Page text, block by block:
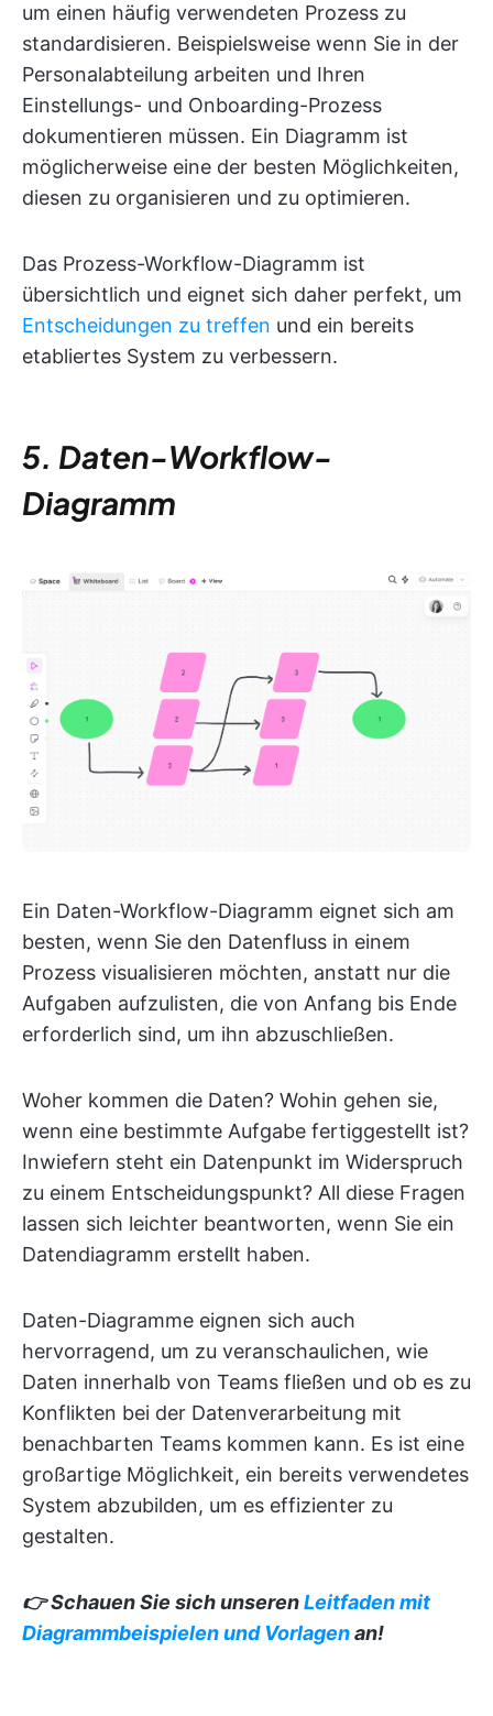
um einen häufig verwendeten Prozess zu
standardisieren. Beispielsweise wenn Sie in der
Personalabteilung arbeiten und Ihren
Einstellungs- und Onboarding-Prozess
dokumentieren müssen. Ein Diagramm ist
möglicherweise eine der besten Möglichkeiten,
diesen zu organisieren und zu optimieren.
Das Prozess-Workflow-Diagramm ist
übersichtlich und eignet sich daher perfekt, um
Entscheidungen zu treffen und ein bereits
etabliertes System zu verbessern.
5. Daten-Workflow-
Diagramm
Ein Daten-Workflow-Diagramm eignet sich am
besten, wenn Sie den Datenfluss in einem
Prozess visualisieren möchten, anstatt nur die
Aufgaben aufzulisten, die von Anfang bis Ende
erforderlich sind, um ihn abzuschließen.
Woher kommen die Daten? Wohin gehen sie,
wenn eine bestimmte Aufgabe fertiggestellt ist?
Inwiefern steht ein Datenpunkt im Widerspruch
zu einem Entscheidungspunkt? All diese Fragen
lassen sich leichter beantworten, wenn Sie ein
Datendiagramm erstellt haben.
Daten-Diagramme eignen sich auch
hervorragend, um zu veranschaulichen, wie
Daten innerhalb von Teams fließen und ob es zu
Konflikten bei der Datenverarbeitung mit
benachbarten Teams kommen kann. Es ist eine
großartige Möglichkeit, ein bereits verwendetes
System abzubilden, um es effizienter zu
gestalten.
👉 Schauen Sie sich unserenLeitfaden mit
Diagrammbeispielen und Vorlagenan!